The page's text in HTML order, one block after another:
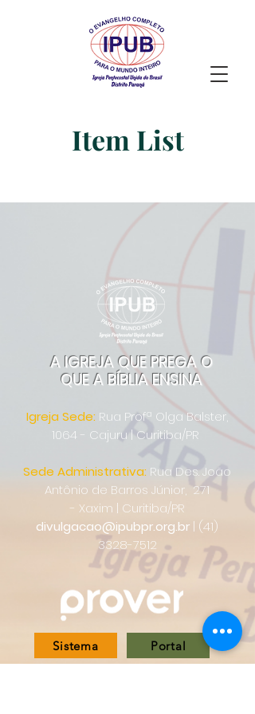
Item List
A IGREJA QUE PREGA O
QUE A BÍBLIA ENSINA
Igreja Sede: Rua Profª Olga Balster,
1064 - Cajuru | Curitiba/PR
Sede Administrativa: Rua Des. João
Antônio de Barros Júnior, 271
- Xaxim | Curitiba/PR
divulgacao@ipubpr.org.br | (41)
3328-7512
Sistema Portal